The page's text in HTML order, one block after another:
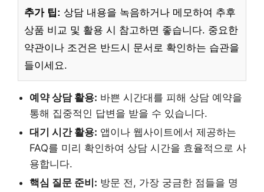
추가 팁: 상담 내용을 녹음하거나 메모하여 추후
상품 비교 및 활용 시 참고하면 좋습니다. 중요한
약관이나 조건은 반드시 문서로 확인하는 습관을
들이세요.
예약 상담 활용: 바쁜 시간대를 피해 상담 예약을
통해 집중적인 답변을 받을 수 있습니다.
대기 시간 활용: 앱이나 웹사이트에서 제공하는
FAQ를 미리 확인하여 상담 시간을 효율적으로 사
용합니다.
핵심 질문 준비: 방문 전, 가장 궁금한 점들을 명